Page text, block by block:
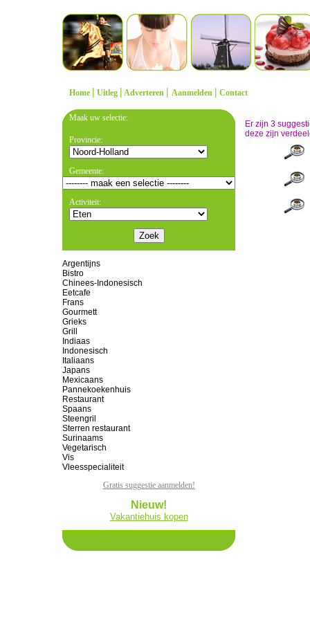
Home | Uitleg | Adverteren | Aanmelden | Contact
Maak uw selectie:
Provincie:
Gemeente:
Activiteit:
Argentijns
Bistro
Chinees-Indonesisch
Eetcafe
Frans
Gourmett
Grieks
Grill
Indiaas
Indonesisch
Italiaans
Japans
Mexicaans
Pannekoekenhuis
Restaurant
Spaans
Steengril
Sterren restaurant
Surinaams
Vegetarisch
Vis
Vleesspecialiteit
Gratis suggestie aanmelden!
Nieuw!
Vakantiehuis kopen
Er zijn 3
deze zijn